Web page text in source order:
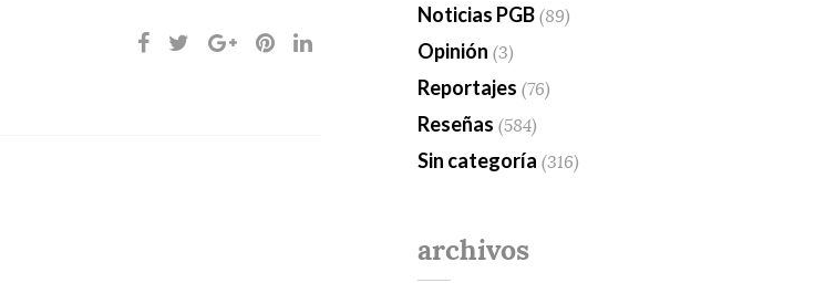
Noticias PGB (89)
Opinión (3)
Reportajes (76)
Reseñas (584)
Sin categoría (316)
archivos